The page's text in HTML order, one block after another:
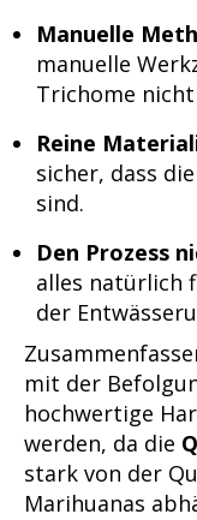
Manuelle
manuelle
Trichome
Reine
sicher, dass
sind.
Den Prozess
alles natürlich
der
mit der
hochwertige
werden, da die
stark von der
Marihuanas